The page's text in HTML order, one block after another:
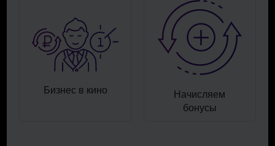
Бизнес в кино
Начисляем
бонусы